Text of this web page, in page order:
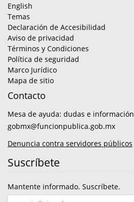
English
Temas
Declaración de Accesibilidad
Aviso de privacidad
Términos y Condiciones
Política de seguridad
Marco Jurídico
Mapa de sitio
Contacto
Mesa de ayuda: dudas e información
gobmx@funcionpublica.gob.mx
Denuncia contra servidores públicos
Suscríbete
Mantente informado. Suscríbete.